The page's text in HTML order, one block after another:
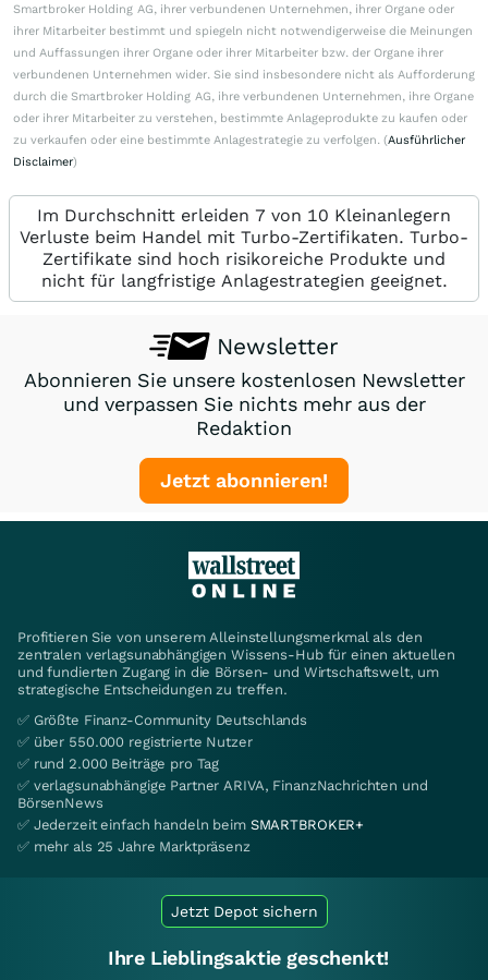
Smartbroker Holding AG, ihrer verbundenen Unternehmen, ihrer Organe oder
ihrer Mitarbeiter bestimmt und spiegeln nicht notwendigerweise die Meinungen
und Auffassungen ihrer Organe oder ihrer Mitarbeiter bzw. der Organe ihrer
verbundenen Unternehmen wider. Sie sind insbesondere nicht als Aufforderung
durch die Smartbroker Holding AG, ihre verbundenen Unternehmen, ihre Organe
oder ihrer Mitarbeiter zu verstehen, bestimmte Anlageprodukte zu kaufen oder
zu verkaufen oder eine bestimmte Anlagestrategie zu verfolgen. (Ausführlicher
Disclaimer)
Im Durchschnitt erleiden 7 von 10 Kleinanlegern
Verluste beim Handel mit Turbo-Zertifikaten. Turbo-
Zertifikate sind hoch risikoreiche Produkte und
nicht für langfristige Anlagestrategien geeignet.
Newsletter
Abonnieren Sie unsere kostenlosen Newsletter
und verpassen Sie nichts mehr aus der
Redaktion
Jetzt abonnieren!
Profitieren Sie von unserem Alleinstellungsmerkmal als den
zentralen verlagsunabhängigen Wissens-Hub für einen aktuellen
und fundierten Zugang in die Börsen- und Wirtschaftswelt, um
strategische Entscheidungen zu treffen.
✅ Größte Finanz-Community Deutschlands
✅ über 550.000 registrierte Nutzer
✅ rund 2.000 Beiträge pro Tag
✅ verlagsunabhängige Partner ARIVA, FinanzNachrichten und
BörsenNews
✅ Jederzeit einfach handeln beim SMARTBROKER+
✅ mehr als 25 Jahre Marktpräsenz
Jetzt Depot sichern
Ihre Lieblingsaktie geschenkt!